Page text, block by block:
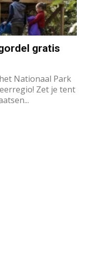
gratis
Nationaal Park
Zet je tent